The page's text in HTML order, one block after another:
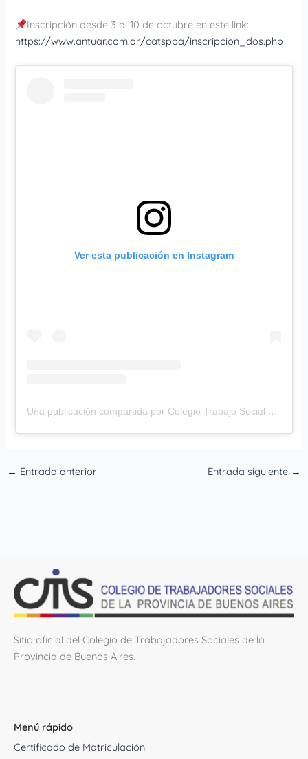
Inscripción desde 3 al 10 de octubre en este link:
https://www.antuar.com.ar/catspba/inscripcion_dos.php
Ver esta publicación en Instagram
Una publicación compartida por Colegio Trabajo Social (@catspba)
← Entrada anterior Entrada siguiente →
Sitio oficial del Colegio de Trabajadores Sociales de la
Provincia de Buenos Aires.
Menú rápido
Certificado de Matriculación